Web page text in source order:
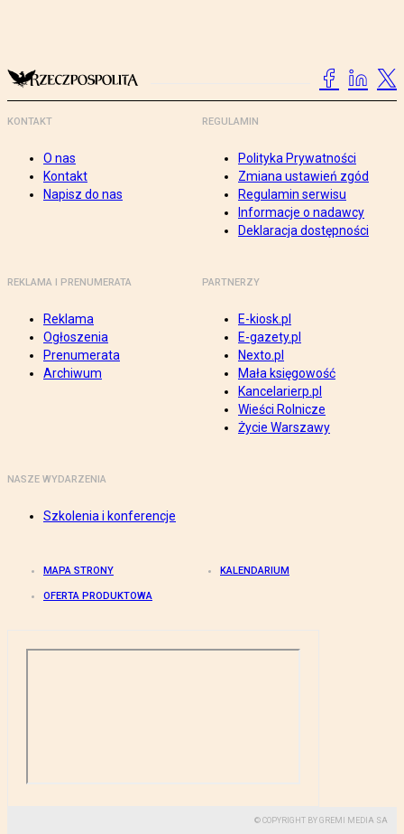
KONTAKT
O nas
Kontakt
Napisz do nas
REGULAMIN
Polityka Prywatności
Zmiana ustawień zgód
Regulamin serwisu
Informacje o nadawcy
Deklaracja dostępności
REKLAMA I PRENUMERATA
Reklama
Ogłoszenia
Prenumerata
Archiwum
PARTNERZY
E-kiosk.pl
E-gazety.pl
Nexto.pl
Mała księgowość
Kancelarierp.pl
Wieści Rolnicze
Życie Warszawy
NASZE WYDARZENIA
Szkolenia i konferencje
MAPA STRONY KALENDARIUM
OFERTA PRODUKTOWA
© COPYRIGHT BY GREMI MEDIA SA